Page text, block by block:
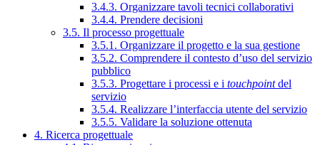
3.4.3. Organizzare tavoli tecnici collaborativi
3.4.4. Prendere decisioni
3.5. Il processo progettuale
3.5.1. Organizzare il progetto e la sua gestione
3.5.2. Comprendere il contesto d’uso del servizio
pubblico
3.5.3. Progettare i processi e i touchpointdel
servizio
3.5.4. Realizzare l’interfaccia utente del servizio
3.5.5. Validare la soluzione ottenuta
4. Ricerca progettuale